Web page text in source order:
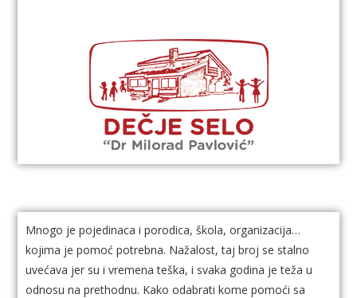
Mnogo je pojedinaca i porodica, škola, organizacija…
kojima je pomoć potrebna. Nažalost, taj broj se stalno
uvećava jer su i vremena teška, i svaka godina je teža u
odnosu na prethodnu. Kako odabrati kome pomoći sa